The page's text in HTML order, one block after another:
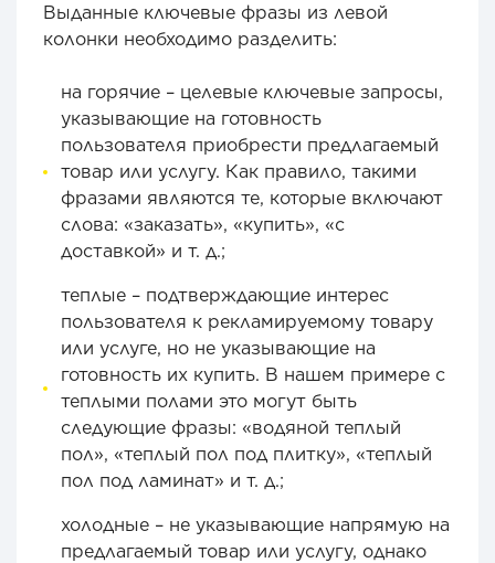
Выданные ключевые фразы из левой
колонки необходимо разделить:
на горячие – целевые ключевые запросы,
указывающие на готовность
пользователя приобрести предлагаемый
товар или услугу. Как правило, такими
фразами являются те, которые включают
слова: «заказать», «купить», «с
доставкой» и т. д.;
теплые – подтверждающие интерес
пользователя к рекламируемому товару
или услуге, но не указывающие на
готовность их купить. В нашем примере с
теплыми полами это могут быть
следующие фразы: «водяной теплый
пол», «теплый пол под плитку», «теплый
пол под ламинат» и т. д.;
холодные – не указывающие напрямую на
предлагаемый товар или услугу, однако